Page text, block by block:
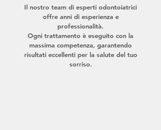
Il nostro team di esperti odontoiatrici
offre anni di esperienza e
professionalità.
Ogni trattamento è eseguito con la
massima competenza, garantendo
risultati eccellenti per la salute del tuo
sorriso.